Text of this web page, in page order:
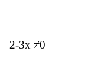
≠0